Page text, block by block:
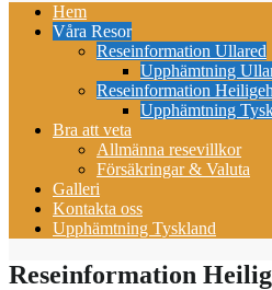
Hem
Våra Resor
Reseinformation Ullared
Upphämtning
Reseinformation
Upphämtning
Bra att veta
Allmänna resevillkor
Försäkringar & Valuta
Galleri
Kontakta oss
Upphämtning Tyskland
Reseinformation